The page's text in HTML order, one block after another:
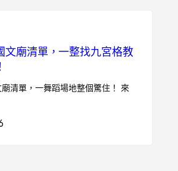
文廟清單，一整找九宮格教
清單，一舞蹈場地整個驚住！ 來